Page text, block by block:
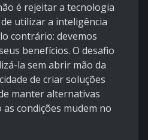
é rejeitar a tecnologia
utilizar a inteligência
contrário: devemos
benefícios. O desafio
la sem abrir mão da
de criar soluções
manter alternativas
as condições mudem no